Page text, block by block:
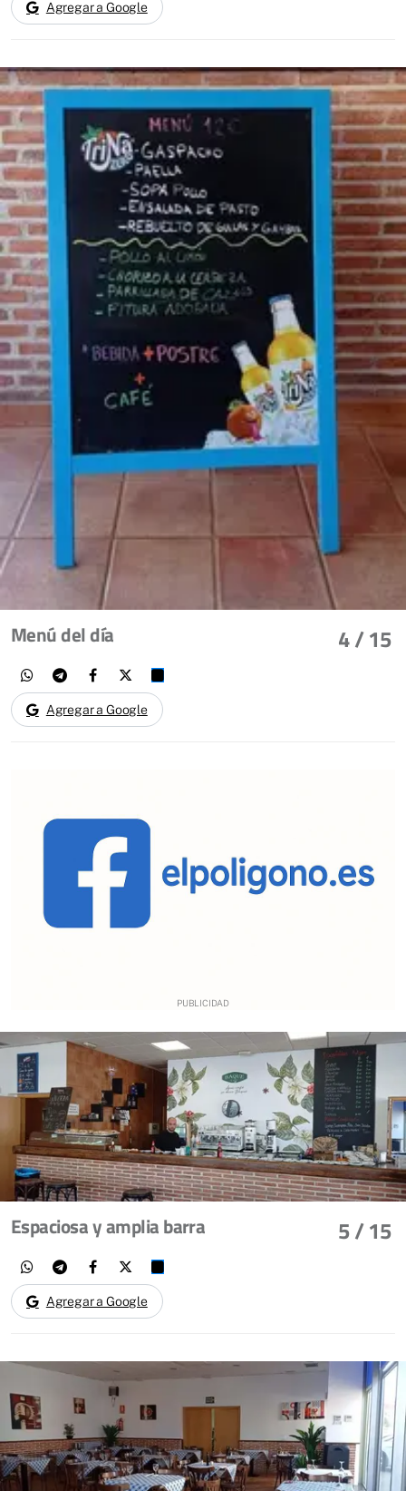
Agregar a Google
4/ 15
Menú del día
Agregar a Google
5/ 15
Espaciosa y amplia barra
Agregar a Google